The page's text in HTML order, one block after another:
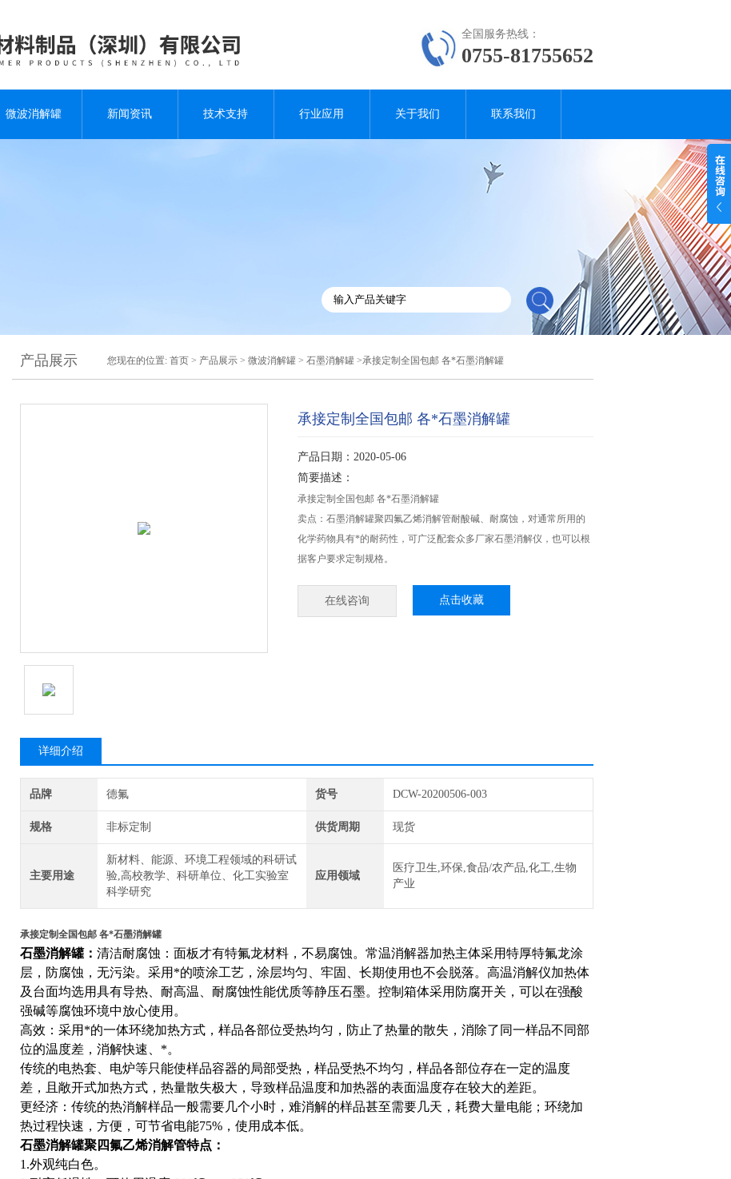
全国服务热线：
0755-81755652
微波消解罐 新闻资讯 技术支持 行业应用 关于我们 联系我们
产品展示 您现在的位置: 首页 > 产品展示 > 微波消解罐 > 石墨消解罐 >承接定制全国包邮 各*石墨消解罐
承接定制全国包邮 各*石墨消解罐
产品日期：2020-05-06
简要描述：
承接定制全国包邮 各*石墨消解罐
卖点：石墨消解罐聚四氟乙烯消解管耐酸碱、耐腐蚀，对通常所用的
化学药物具有*的耐药性，可广泛配套众多厂家石墨消解仪，也可以根
据客户要求定制规格。
在线咨询 点击收藏
详细介绍
品牌 德氟 货号 DCW-20200506-003
规格 非标定制 供货周期 现货
主要用途
新材料、能源、环境工程领域的科研试
验,高校教学、科研单位、化工实验室
科学研究
应用领域
医疗卫生,环保,食品/农产品,化工,生物
产业
承接定制全国包邮 各*石墨消解罐
石墨消解罐： 清洁耐腐蚀：面板才有特氟龙材料，不易腐蚀。常温消解器加热主体采用特厚特氟龙涂
层，防腐蚀，无污染。采用*的喷涂工艺，涂层均匀、牢固、长期使用也不会脱落。高温消解仪加热体
及台面均选用具有导热、耐高温、耐腐蚀性能优质等静压石墨。控制箱体采用防腐开关，可以在强酸
强碱等腐蚀环境中放心使用。
高效：采用*的一体环绕加热方式，样品各部位受热均匀，防止了热量的散失，消除了同一样品不同部
位的温度差，消解快速、*。
传统的电热套、电炉等只能使样品容器的局部受热，样品受热不均匀，样品各部位存在一定的温度
差，且敞开式加热方式，热量散失极大，导致样品温度和加热器的表面温度存在较大的差距。
更经济：传统的热消解样品一般需要几个小时，难消解的样品甚至需要几天，耗费大量电能；环绕加
热过程快速，方便，可节省电能75%，使用成本低。
石墨消解罐聚四氟乙烯消解管特点：
1.外观纯白色。